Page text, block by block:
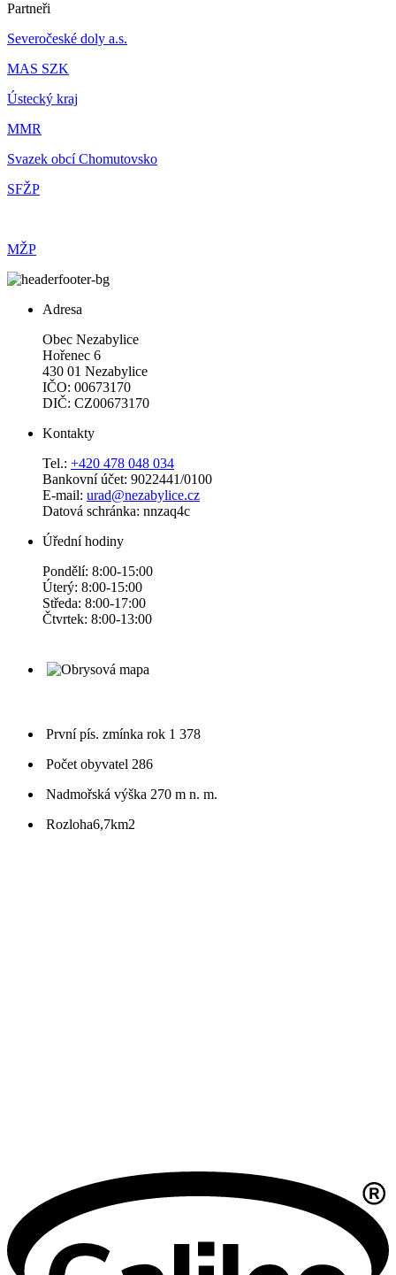
Partneři
Severočeské doly a.s.
MAS SZK
Ústecký kraj
MMR
Svazek obcí Chomutovsko
SFŽP
MŽP
Adresa
Obec Nezabylice
Hořenec 6
430 01 Nezabylice
IČO: 00673170
DIČ: CZ00673170
Kontakty
Tel.: +420 478 048 034
Bankovní účet: 9022441/0100
E-mail: urad@nezabylice.cz
Datová schránka: nnzaq4c
Úřední hodiny
Pondělí: 8:00-15:00
Úterý: 8:00-15:00
Středa: 8:00-17:00
Čtvrtek: 8:00-13:00
První pís. zmínka rok 1 378
Počet obyvatel 286
Nadmořská výška 270 m n. m.
Rozloha6,7km2